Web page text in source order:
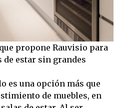
propone Rauvisio para
de estar sin grandes
es una opción más que
de muebles, en